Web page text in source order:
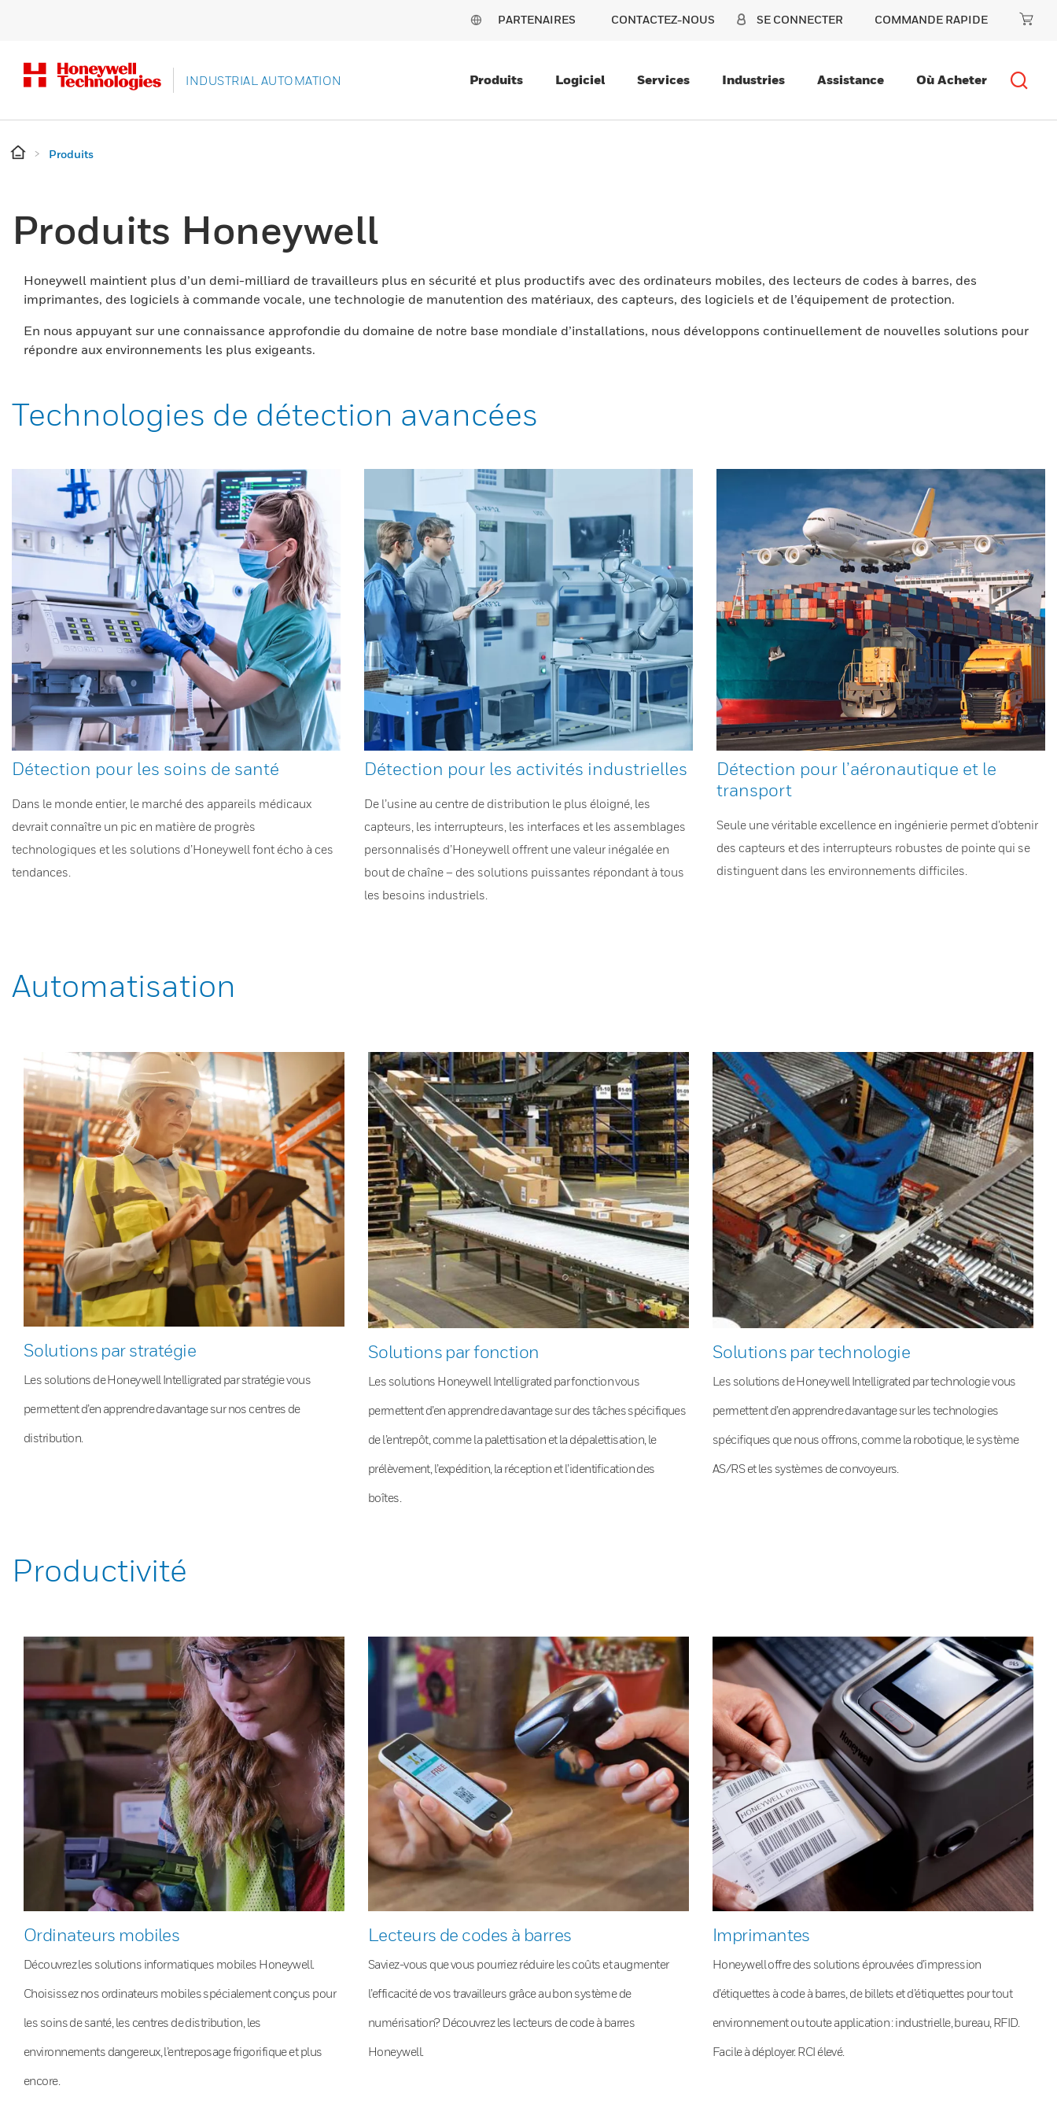
PARTENAIRES CONTACTEZ-NOUS SE CONNECTER COMMANDE RAPIDE
INDUSTRIAL AUTOMATION Produits Logiciel Services Industries Assistance Où Acheter
Produits
Produits Honeywell
Honeywell maintient plus d’un demi-milliard de travailleurs plus en sécurité et plus productifs avec des ordinateurs mobiles, des lecteurs de codes à barres, des
imprimantes, des logiciels à commande vocale, une technologie de manutention des matériaux, des capteurs, des logiciels et de l’équipement de protection.
En nous appuyant sur une connaissance approfondie du domaine de notre base mondiale d’installations, nous développons continuellement de nouvelles solutions pour
répondre aux environnements les plus exigeants.
Technologies de détection avancées
Détection pour les soins de santé
Dans le monde entier, le marché des appareils médicaux
devrait connaître un pic en matière de progrès
technologiques et les solutions d’Honeywell font écho à ces
tendances.
Détection pour les activités industrielles
De l’usine au centre de distribution le plus éloigné, les
capteurs, les interrupteurs, les interfaces et les assemblages
personnalisés d’Honeywell offrent une valeur inégalée en
bout de chaîne – des solutions puissantes répondant à tous
les besoins industriels.
Détection pour l’aéronautique et le
transport
Seule une véritable excellence en ingénierie permet d’obtenir
des capteurs et des interrupteurs robustes de pointe qui se
distinguent dans les environnements difficiles.
Automatisation
Solutions par stratégie
Les solutions de Honeywell Intelligrated par stratégie vous
permettent d’en apprendre davantage sur nos centres de
distribution.
Solutions par fonction
Les solutions Honeywell Intelligrated par fonction vous
permettent d’en apprendre davantage sur des tâches spécifiques
de l’entrepôt, comme la palettisation et la dépalettisation, le
prélèvement, l’expédition, la réception et l’identification des
boîtes.
Solutions par technologie
Les solutions de Honeywell Intelligrated par technologie vous
permettent d’en apprendre davantage sur les technologies
spécifiques que nous offrons, comme la robotique, le système
AS/RS et les systèmes de convoyeurs.
Productivité
Ordinateurs mobiles
Découvrez les solutions informatiques mobiles Honeywell.
Choisissez nos ordinateurs mobiles spécialement conçus pour
les soins de santé, les centres de distribution, les
environnements dangereux, l’entreposage frigorifique et plus
encore.
Lecteurs de codes à barres
Saviez-vous que vous pourriez réduire les coûts et augmenter
l’efficacité de vos travailleurs grâce au bon système de
numérisation? Découvrez les lecteurs de code à barres
Honeywell.
Imprimantes
Honeywell offre des solutions éprouvées d’impression
d’étiquettes à code à barres, de billets et d’étiquettes pour tout
environnement ou toute application : industrielle, bureau, RFID.
Facile à déployer. RCI élevé.